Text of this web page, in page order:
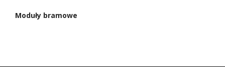
Moduły bramowe